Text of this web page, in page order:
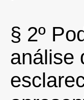
§ 2º
análise